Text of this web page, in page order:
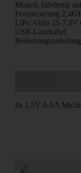
Modell, fahrfertig
Fernsteuerung
LiPo Akku 2S 7,4V
USB-Ladekabel
4x 1,5V AAA Micro